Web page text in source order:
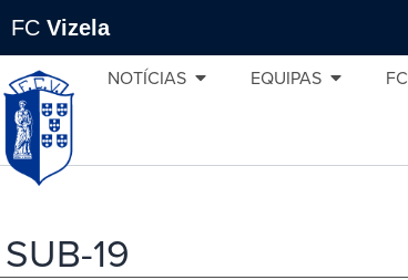
FC Vizela
NOTÍCIAS EQUIPAS
SUB-19